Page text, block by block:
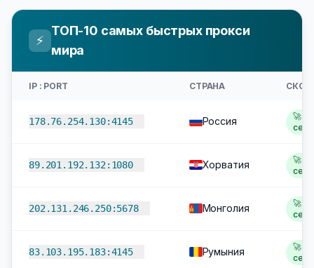
⚡
ТОП-10 самых быстрых прокси
мира
IP : PORT СТРАНА
178.76.254.130:4145 Россия
🚀
сек
89.201.192.132:1080 Хорватия
🚀
сек
202.131.246.250:5678 Монголия
🚀
сек
83.103.195.183:4145 Румыния
🚀
сек